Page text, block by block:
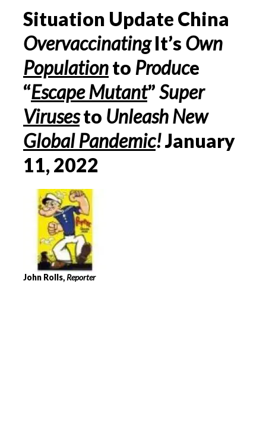
Situation Update China
OvervaccinatingIt’sOwn
Populationto Produce
“Escape Mutant”Super
Virusesto Unleash New
Global Pandemic!January
11, 2022
John Rolls, Reporter